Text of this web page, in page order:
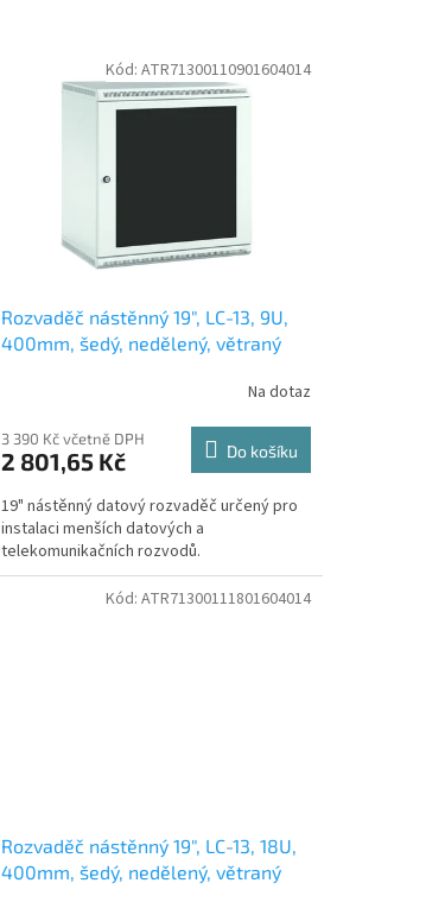
Rozvaděč nástěnný 19", LC-13, 9U,
400mm, šedý, nedělený, větraný
Na dotaz
3 390 Kč včetně DPH
2 801,65 Kč Do košíku
19" nástěnný datový rozvaděč určený pro
instalaci menších datových a
telekomunikačních rozvodů.
Kód: ATR71300110901604014
Rozvaděč nástěnný 19", LC-13, 18U,
400mm, šedý, nedělený, větraný
Kód: ATR71300111801604014